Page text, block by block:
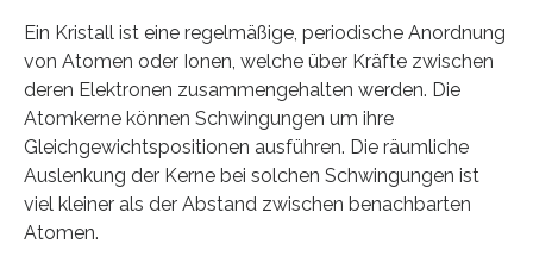
Ein Kristall ist eine regelmäßige, periodische Anordnung
von Atomen oder Ionen, welche über Kräfte zwischen
deren Elektronen zusammengehalten werden. Die
Atomkerne können Schwingungen um ihre
Gleichgewichtspositionen ausführen. Die räumliche
Auslenkung der Kerne bei solchen Schwingungen ist
viel kleiner als der Abstand zwischen benachbarten
Atomen.